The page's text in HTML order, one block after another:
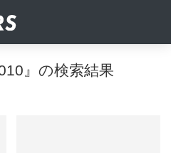
』の検索結果